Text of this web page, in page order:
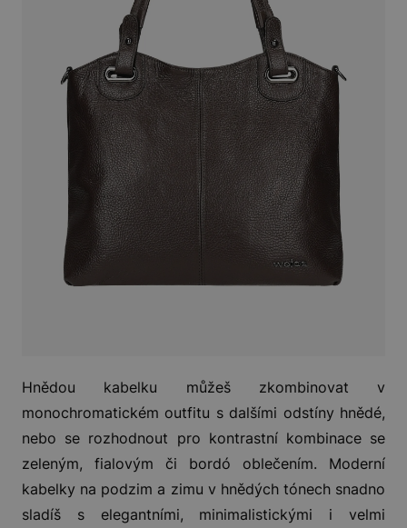
Hnědou kabelku můžeš zkombinovat v
monochromatickém outfitu s dalšími odstíny hnědé,
nebo se rozhodnout pro kontrastní kombinace se
zeleným, fialovým či bordó oblečením. Moderní
kabelky na podzim a zimu v hnědých tónech snadno
sladíš s elegantními, minimalistickými i velmi